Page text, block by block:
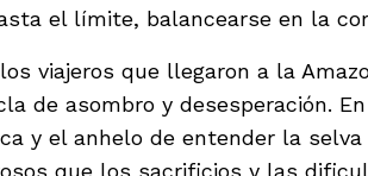
el límite, balancearse en la
viajeros que llegaron a la
de asombro y desesperación.
y el anhelo de entender la